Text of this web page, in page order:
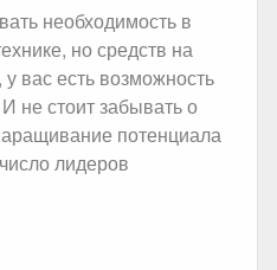
необходимость в
но средств на
вас есть возможность
не стоит забывать о
потенциала
лидеров